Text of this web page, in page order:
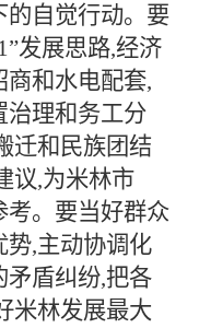
的自觉行动。要
发展思路,经济
和水电配套,
治理和务工分
迁和民族团结
议,为米林市
考。要当好群众
势,主动协调化
矛盾纠纷,把各
米林发展最大